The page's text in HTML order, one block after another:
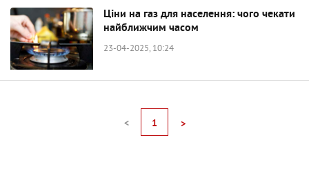
Ціни на газ для населення: чого чекати
найближчим часом
23-04-2025, 10:24
< 1 >